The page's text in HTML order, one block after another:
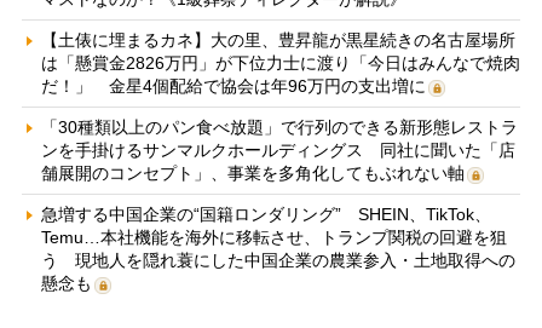
【土俵に埋まるカネ】大の里、豊昇龍が黒星続きの名古屋場所
は「懸賞金2826万円」が下位力士に渡り「今日はみんなで焼肉
だ！」 金星4個配給で協会は年96万円の支出増に
「30種類以上のパン食べ放題」で行列のできる新形態レストラ
ンを手掛けるサンマルクホールディングス 同社に聞いた「店
舗展開のコンセプト」、事業を多角化してもぶれない軸
急増する中国企業の“国籍ロンダリング” SHEIN、TikTok、
Temu…本社機能を海外に移転させ、トランプ関税の回避を狙
う 現地人を隠れ蓑にした中国企業の農業参入・土地取得への
懸念も